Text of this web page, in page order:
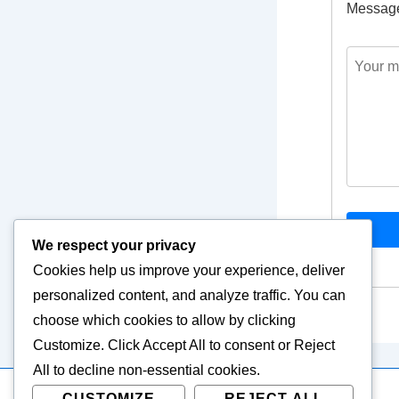
We respect your privacy
Cookies help us improve your experience, deliver
personalized content, and analyze traffic. You can
choose which cookies to allow by clicking
Customize. ClickAccept All to consent or Reject
All
to decline non-essential cookies.